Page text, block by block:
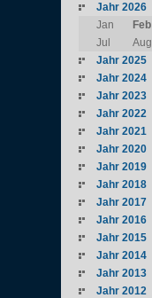
Jahr 2026
Jan
Feb
Jul
Aug
Jahr 2025
Jahr 2024
Jahr 2023
Jahr 2022
Jahr 2021
Jahr 2020
Jahr 2019
Jahr 2018
Jahr 2017
Jahr 2016
Jahr 2015
Jahr 2014
Jahr 2013
Jahr 2012